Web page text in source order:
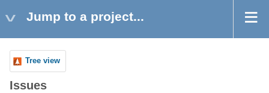
Jump to a project...
Tree view
Issues